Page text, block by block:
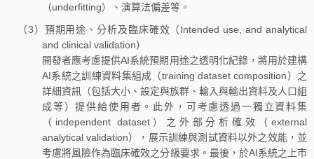
（underfitting）、演算法偏差等。
（3）預期用途、分析及臨床確效（Intended use, and analytical
and clinical validation）
開發者應考慮提供AI系統預期用途之透明化紀錄，將用於建構
AI系統之訓練資料集組成（training dataset composition）之
詳細資訊（包括大小、設定與族群、輸入與輸出資料及人口組
成等）提供給使用者。此外，可考慮透過一獨立資料集
（independent dataset）之外部分析確效（external
analytical validation），展示訓練與測試資料以外之效能，並
考慮將風險作為臨床確效之分級要求。最後，於AI系統之上市